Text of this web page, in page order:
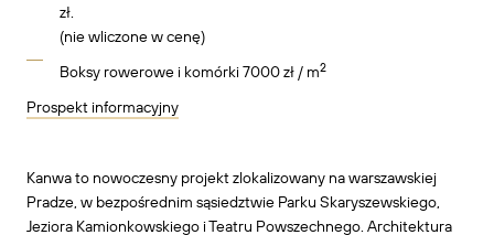
zł.
(nie wliczone w cenę)
Boksy rowerowe i komórki 7000 zł / m2
Prospekt informacyjny
Kanwa to nowoczesny projekt zlokalizowany na warszawskiej
Pradze, w bezpośrednim sąsiedztwie Parku Skaryszewskiego,
Jeziora Kamionkowskiego i Teatru Powszechnego. Architektura